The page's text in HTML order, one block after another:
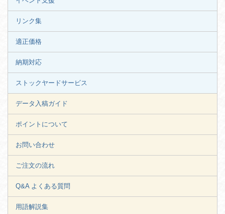
リンク集
適正価格
納期対応
ストックヤードサービス
データ入稿ガイド
ポイントについて
お問い合わせ
ご注文の流れ
Q&A よくある質問
用語解説集